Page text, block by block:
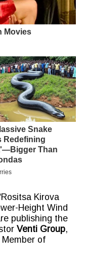
Kirova
Height Wind
publishing the
Venti Group,
of